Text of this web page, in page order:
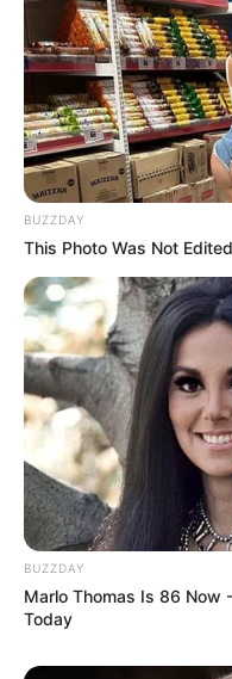
Sebelum berniat untuk
kamu mempelajari
Sebab, hewan ini
tempat tinggalnya yang
dengan karakternya, maka
2. Menyiapkan
BUZZDAY
This Photo Was Not
BUZZDAY
Marlo Thomas Is 86 Now
Today